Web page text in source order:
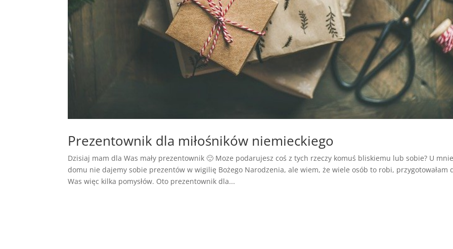
Prezentownik dla miłośników niemieckiego
Dzisiaj mam dla Was mały prezentownik 🙂 Moze podarujesz coś z tych rzeczy komuś bliskiemu lub sobie? U
domu nie dajemy sobie prezentów w wigilię Bożego Narodzenia, ale wiem, że wiele osób to robi, przygotowałam
Was więc kilka pomysłów. Oto prezentownik dla...